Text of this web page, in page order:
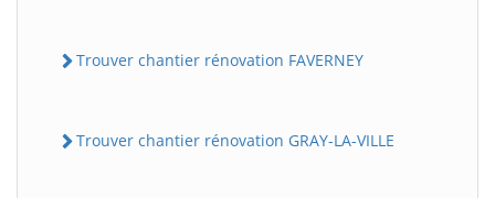
Trouver chantier rénovation FAVERNEY
Trouver chantier rénovation GRAY-LA-VILLE